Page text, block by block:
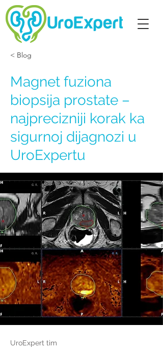
< Blog
Magnet fuziona
biopsija prostate –
najprecizniji korak ka
sigurnoj dijagnozi u
UroExpertu
UroExpert tim